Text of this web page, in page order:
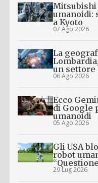
umanoidi:
a Kyoto
07 Ago 2026
La
un settore
06 Ago 2026
Ecco
di Google
umanoidi
05 Ago 2026
Gli USA
robot
29 Lug 2026